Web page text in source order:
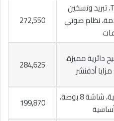
بنزين، ديكورات Turbo، تبريد وتسخين
نظام صوتي
272,550
دائرية مميزة،
أدفنشر
284,625
ديزل 2.8 تيربو، عتبة جانبية، شاشة 8 بوصة،
199,870